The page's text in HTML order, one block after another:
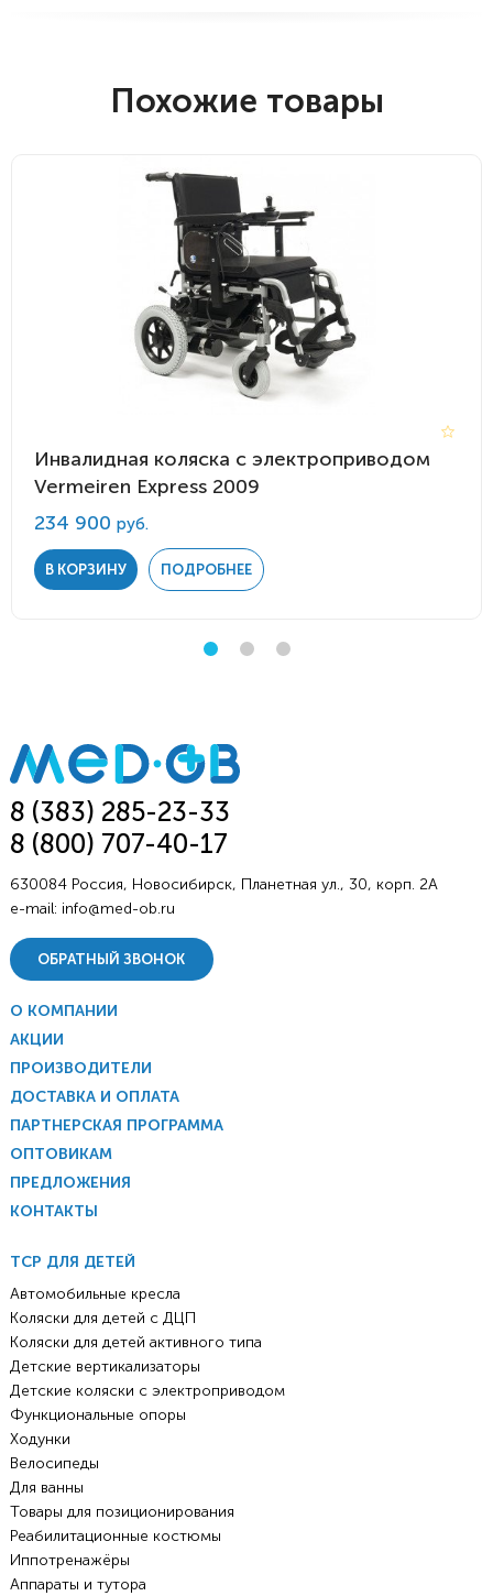
Похожие товары
Инвалидная коляска с электроприводом
Vermeiren Express 2009
234 900 руб.
В КОРЗИНУ ПОДРОБНЕЕ
8 (383) 285-23-33
8 (800) 707-40-17
630084 Россия, Новосибирск, Планетная ул., 30, корп. 2А
e-mail: info@med-ob.ru
ОБРАТНЫЙ ЗВОНОК
О КОМПАНИИ
АКЦИИ
ПРОИЗВОДИТЕЛИ
ДОСТАВКА И ОПЛАТА
ПАРТНЕРСКАЯ ПРОГРАММА
ОПТОВИКАМ
ПРЕДЛОЖЕНИЯ
КОНТАКТЫ
ТСР ДЛЯ ДЕТЕЙ
Автомобильные кресла
Коляски для детей с ДЦП
Коляски для детей активного типа
Детские вертикализаторы
Детские коляски с электроприводом
Функциональные опоры
Ходунки
Велосипеды
Для ванны
Товары для позиционирования
Реабилитационные костюмы
Иппотренажёры
Аппараты и тутора